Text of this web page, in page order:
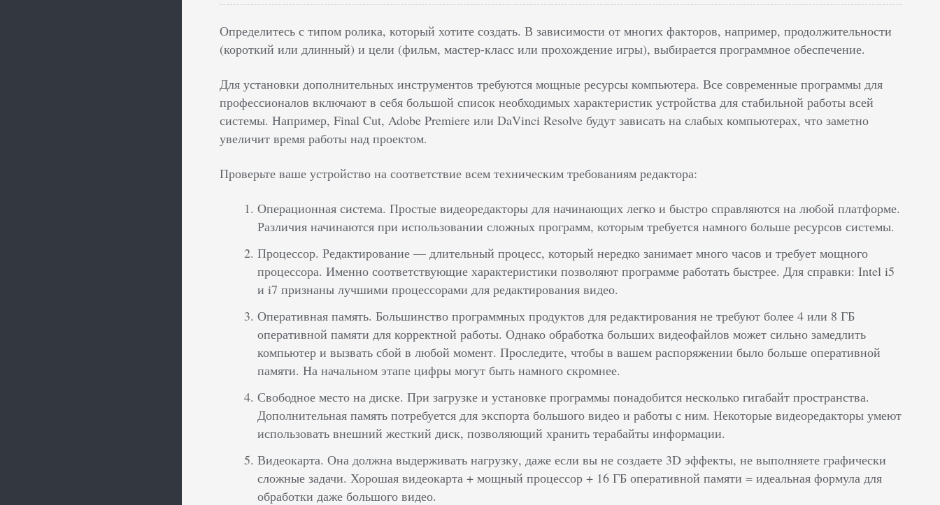
Определитесь с типом ролика, который хотите создать. В зависимости от многих факторов, например, продолжительности
(короткий или длинный) и цели (фильм, мастер-класс или прохождение игры), выбирается программное обеспечение.
Для установки дополнительных инструментов требуются мощные ресурсы компьютера. Все современные программы для
профессионалов включают в себя большой список необходимых характеристик устройства для стабильной работы всей
системы. Например, Final Cut, Adobe Premiere или DaVinci Resolve будут зависать на слабых компьютерах, что заметно
увеличит время работы над проектом.
Проверьте ваше устройство на соответствие всем техническим требованиям редактора:
Операционная система. Простые видеоредакторы для начинающих легко и быстро справляются на любой платформе.
Различия начинаются при использовании сложных программ, которым требуется намного больше ресурсов системы.
Процессор. Редактирование — длительный процесс, который нередко занимает много часов и требует мощного
процессора. Именно соответствующие характеристики позволяют программе работать быстрее. Для справки: Intel i5
и i7 признаны лучшими процессорами для редактирования видео.
Оперативная память. Большинство программных продуктов для редактирования не требуют более 4 или 8 ГБ
оперативной памяти для корректной работы. Однако обработка больших видеофайлов может сильно замедлить
компьютер и вызвать сбой в любой момент. Проследите, чтобы в вашем распоряжении было больше оперативной
памяти. На начальном этапе цифры могут быть намного скромнее.
Свободное место на диске. При загрузке и установке программы понадобится несколько гигабайт пространства.
Дополнительная память потребуется для экспорта большого видео и работы с ним. Некоторые видеоредакторы умеют
использовать внешний жесткий диск, позволяющий хранить терабайты информации.
Видеокарта. Она должна выдерживать нагрузку, даже если вы не создаете 3D эффекты, не выполняете графически
сложные задачи. Хорошая видеокарта + мощный процессор + 16 ГБ оперативной памяти = идеальная формула для
обработки даже большого видео.